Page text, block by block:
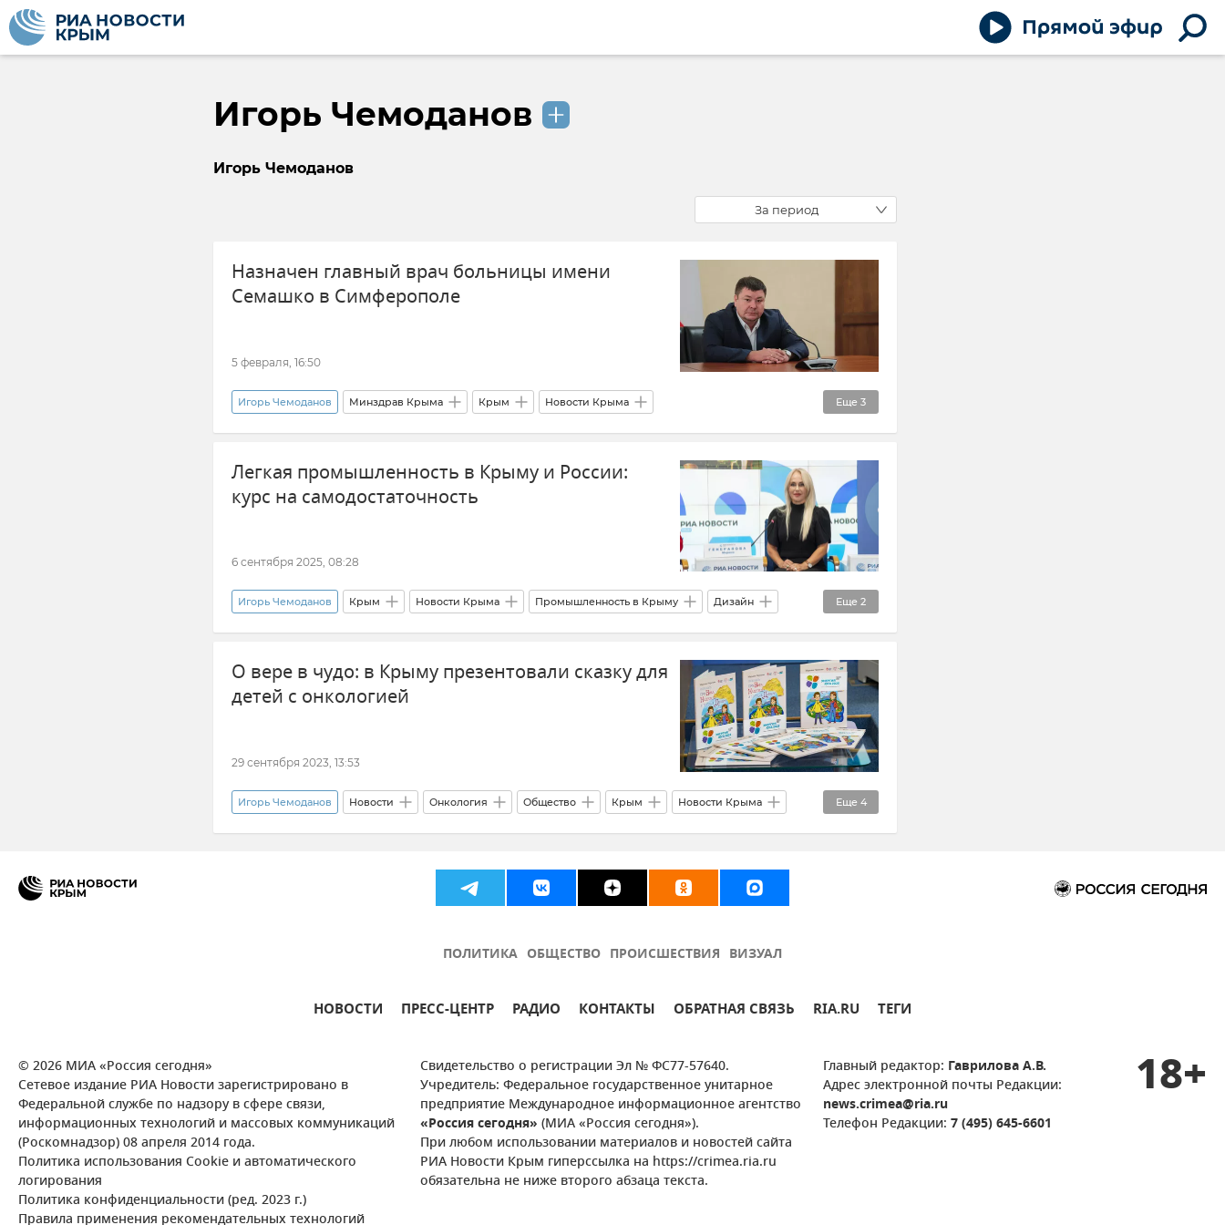
Игорь Чемоданов
Игорь Чемоданов
За период
Назначен главный врач больницы имени
Семашко в Симферополе
5 февраля, 16:50
Еще 3
Игорь Чемоданов Минздрав Крыма Крым Новости Крыма
Кадровые перестановки во властных структурах Крыма и Севастополя Кадровые перестановки
РКБ им. Н. А. Семашко
Легкая промышленность в Крыму и России:
курс на самодостаточность
6 сентября 2025, 08:28
Еще 2
Игорь Чемоданов Крым Новости Крыма Промышленность в Крыму Дизайн
Одежда Мнения
О вере в чудо: в Крыму презентовали сказку для
детей с онкологией
29 сентября 2023, 13:53
Еще 4
Игорь Чемоданов Новости Онкология Общество Крым Новости Крыма
Здоровье Антонина Аулова Центр крови в Республике Крым Екатерина Есаулова
ПОЛИТИКА ОБЩЕСТВО ПРОИСШЕСТВИЯ ВИЗУАЛ
НОВОСТИ ПРЕСС-ЦЕНТР РАДИО КОНТАКТЫ ОБРАТНАЯ СВЯЗЬ RIA.RU ТЕГИ
© 2026 МИА «Россия сегодня»
Сетевое издание РИА Новости зарегистрировано в
Федеральной службе по надзору в сфере связи,
информационных технологий и массовых коммуникаций
(Роскомнадзор) 08 апреля 2014 года.
Политика использования Cookie и автоматического
логирования
Политика конфиденциальности (ред. 2023 г.)
Правила применения рекомендательных технологий
Свидетельство о регистрации Эл № ФС77-57640.
Учредитель: Федеральное государственное унитарное
предприятие Международное информационное агентство
«Россия сегодня» (МИА «Россия сегодня»).
При любом использовании материалов и новостей сайта
РИА Новости Крым гиперссылка на https://crimea.ria.ru
обязательна не ниже второго абзаца текста.
Главный редактор: Гаврилова А.В.
Адрес электронной почты Редакции:
news.crimea@ria.ru
Телефон Редакции: 7 (495) 645-6601
18+